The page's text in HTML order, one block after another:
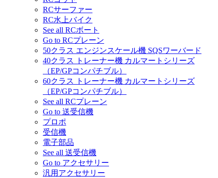
RCサーファー
RC水上バイク
See all RCボート
Go to RCプレーン
50クラス エンジンスケール機 SQSワーバード
40クラス トレーナー機 カルマートシリーズ
（EP/GPコンパチブル）
60クラス トレーナー機 カルマートシリーズ
（EP/GPコンパチブル）
See all RCプレーン
Go to 送受信機
プロポ
受信機
電子部品
See all 送受信機
Go to アクセサリー
汎用アクセサリー